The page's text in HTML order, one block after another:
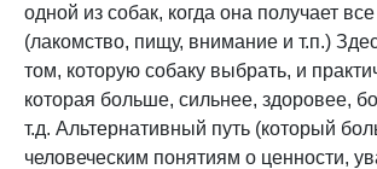
одной из собак, когда она получает
(лакомство, пищу, внимание и т.п.)
том, которую собаку выбрать, и
которая больше, сильнее, здоровее,
т.д. Альтернативный путь (который
человеческим понятиям о ценности,